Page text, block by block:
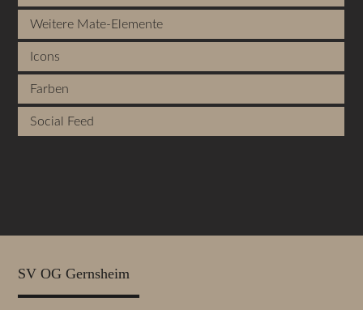
Weitere Mate-Elemente
Icons
Farben
Social Feed
SV OG Gernsheim